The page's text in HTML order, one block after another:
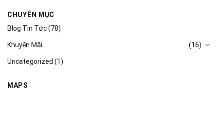
CHUYÊN MỤC
Blog Tin Tức(78)
Khuyến Mãi (16)
Uncategorized (1)
MAPS